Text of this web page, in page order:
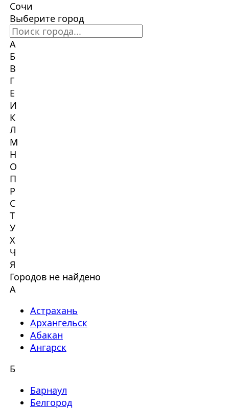
Сочи
Выберите город
А
Б
В
Г
Е
И
К
Л
М
Н
О
П
Р
С
Т
У
Х
Ч
Я
Городов не найдено
А
Астрахань
Архангельск
Абакан
Ангарск
Б
Барнаул
Белгород